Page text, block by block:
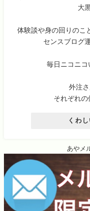
大
体験談や身の回りのこ
センスブログ
毎日ニコニ
外注
それぞれの
くわ
あやメ